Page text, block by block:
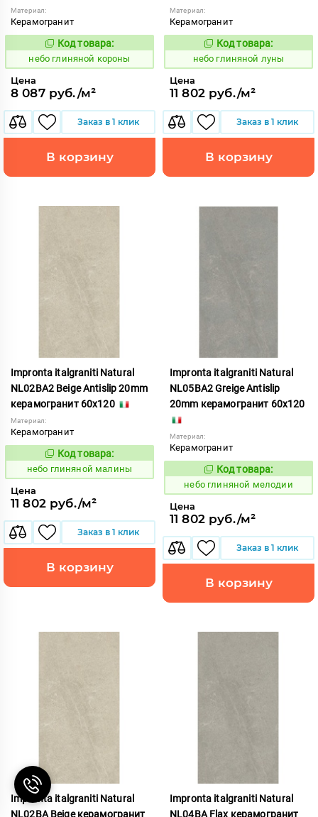
Материал:
Керамогранит
1111538
Код товара:
небо глиняной короны
Цена
8 087 руб./м²
Заказ в 1 клик
В корзину
Материал:
Керамогранит
1111545
Код товара:
небо глиняной луны
Цена
11 802 руб./м²
Заказ в 1 клик
В корзину
Impronta italgraniti Natural
NL02BA2 Beige Antislip 20mm
керамогранит 60x120
Материал:
Керамогранит
1111546
Код товара:
небо глиняной малины
Цена
11 802 руб./м²
Заказ в 1 клик
В корзину
Impronta italgraniti Natural
NL05BA2 Greige Antislip
20mm керамогранит 60x120
Материал:
Керамогранит
1111548
Код товара:
небо глиняной мелодии
Цена
11 802 руб./м²
Заказ в 1 клик
В корзину
Impronta italgraniti Natural
NL02BA Beige керамогранит
Impronta italgraniti Natural
NL04BA Flax керамогранит